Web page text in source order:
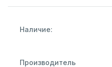
Наличие:
Производитель